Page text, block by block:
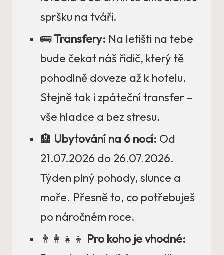
spršku na tváři.
🚌Transfery: Na letišti na tebe
bude čekat náš řidič, který tě
pohodlně doveze až k hotelu.
Stejně tak i zpáteční transfer –
vše hladce a bez stresu.
🏨 Ubytování na 6 nocí: Od
21.07.2026 do 26.07.2026.
Týden plný pohody, slunce a
moře. Přesně to, co potřebuješ
po náročném roce.
👨‍👩‍👧‍👦 Pro koho je vhodné: